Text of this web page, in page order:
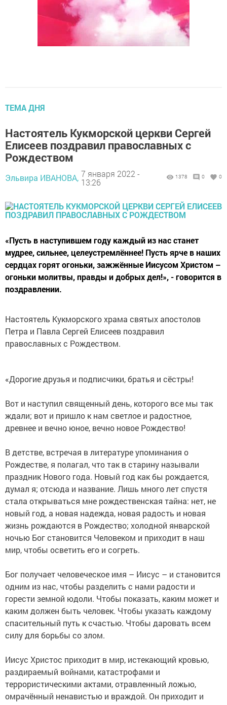
ТЕМА ДНЯ
Настоятель Кукморской церкви Сергей
Елисеев поздравил православных с
Рождеством
Эльвира ИВАНОВА, 7 января 2022 -
13:26
1378 0 0
«Пусть в наступившем году каждый из нас станет
мудрее, сильнее, целеустремлённее! Пусть ярче в наших
сердцах горят огоньки, зажжённые Иисусом Христом –
огоньки молитвы, правды и добрых дел!», - говорится в
поздравлении.
Настоятель Кукморского храма святых апостолов
Петра и Павла Сергей Елисеев поздравил
православных с Рождеством.
«Дорогие друзья и подписчики, братья и сёстры!
Вот и наступил священный день, которого все мы так
ждали; вот и пришло к нам светлое и радостное,
древнее и вечно юное, вечно новое Рождество!
В детстве, встречая в литературе упоминания о
Рождестве, я полагал, что так в старину называли
праздник Нового года. Новый год как бы рождается,
думал я; отсюда и название. Лишь много лет спустя
стала открываться мне рождественская тайна: нет, не
новый год, а новая надежда, новая радость и новая
жизнь рождаются в Рождество; холодной январской
ночью Бог становится Человеком и приходит в наш
мир, чтобы осветить его и согреть.
Бог получает человеческое имя – Иисус – и становится
одним из нас, чтобы разделить с нами радости и
горести земной юдоли. Чтобы показать, каким может и
каким должен быть человек. Чтобы указать каждому
спасительный путь к счастью. Чтобы даровать всем
силу для борьбы со злом.
Иисус Христос приходит в мир, истекающий кровью,
раздираемый войнами, катастрофами и
террористическими актами, отравленный ложью,
омрачённый ненавистью и враждой. Он приходит и